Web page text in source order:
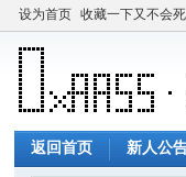
设为首页 收藏一下又不会死
返回首页 新人公